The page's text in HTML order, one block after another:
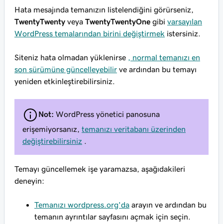
Hata mesajında temanızın listelendiğini görürseniz,
TwentyTwenty veya TwentyTwentyOne gibi varsayılan
WordPress temalarından birini değiştirmek istersiniz.
Siteniz hata olmadan yüklenirse
, normal temanızı en
son sürümüne güncelleyebilir ve ardından bu temayı
yeniden etkinleştirebilirsiniz.
Not: WordPress yönetici panosuna
erişemiyorsanız, temanızı veritabanı üzerinden
değiştirebilirsiniz
Temayı güncellemek işe yaramazsa, aşağıdakileri
deneyin:
Temanızı wordpress.org'da arayın ve ardından bu
temanın ayrıntılar sayfasını açmak için seçin.